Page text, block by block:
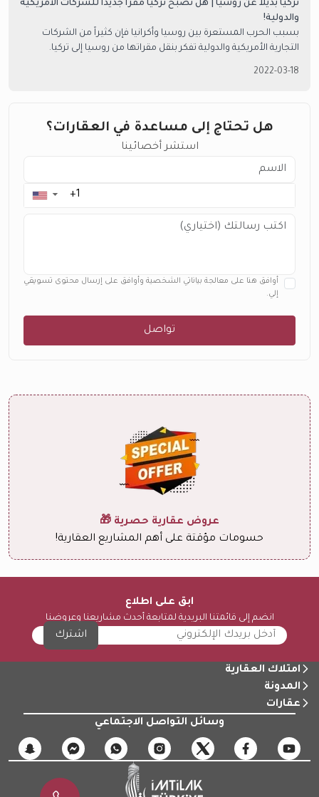
تركيا بديلاً عن روسيا | هل تصبح تركيا مقراً جديداً للشركات الأمريكية
والدولية!
بسبب الحرب المستعرة بين روسيا وأكرانيا فإن كثيراً من الشركات
التجارية الأمريكية والدولية تفكر بنقل مقراتها من روسيا إلى تركيا.
2022-03-18
هل تحتاج إلى مساعدة في العقارات؟
استشر أخصائينا
▼
أوافق هنا على معالجة بياناتي الشخصية وأوافق على إرسال محتوى تسويقي
إلي.
تواصل
عروض عقارية حصرية 🎁
حسومات مؤقتة على أهم المشاريع العقارية!
ابق على اطلاع
انضم إلى قائمتنا البريدية لمتابعة أحدث مشاريعنا وعروضنا
اشترك
امتلاك العقارية
المدونة
عقارات
وسائل التواصل الاجتماعي